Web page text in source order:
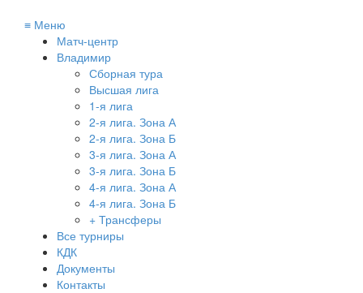
≡ Меню
Матч-центр
Владимир
Сборная тура
Высшая лига
1-я лига
2-я лига. Зона А
2-я лига. Зона Б
3-я лига. Зона А
3-я лига. Зона Б
4-я лига. Зона А
4-я лига. Зона Б
+ Трансферы
Все турниры
КДК
Документы
Контакты